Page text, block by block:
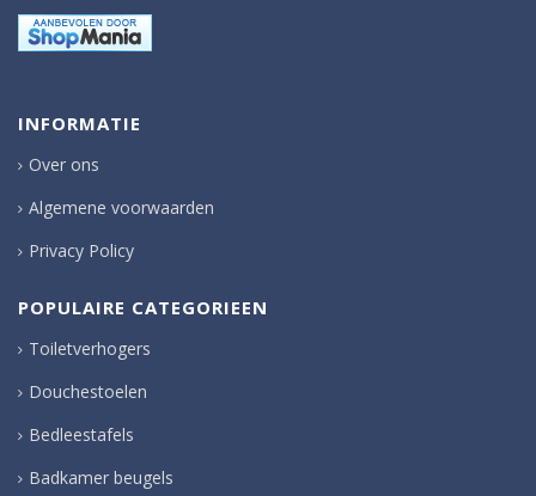
INFORMATIE
Over ons
Algemene voorwaarden
Privacy Policy
POPULAIRE CATEGORIEEN
Toiletverhogers
Douchestoelen
Bedleestafels
Badkamer beugels